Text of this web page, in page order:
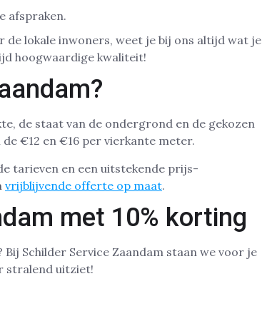
afspraken.
lokale inwoners, weet je bij ons altijd wat je
hoogwaardige kwaliteit!
de staat van de ondergrond en de gekozen
€12 en €16 per vierkante meter.
tarieven en een uitstekende prijs-
vrijblijvende offerte op maat.
met 10% korting
Schilder Service Zaandam staan we voor je
stralend uitziet!